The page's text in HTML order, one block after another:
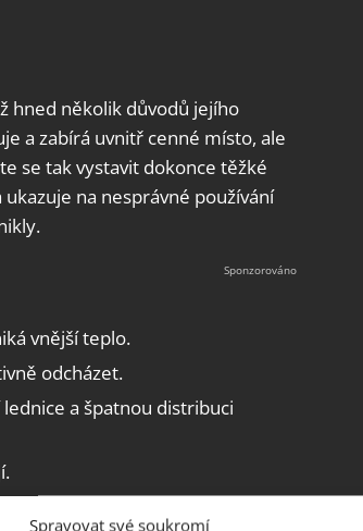
Spravovat své soukromí
hned několik důvodů jejího
a zabírá uvnitř cenné místo, ale
se tak vystavit dokonce těžké
na nesprávné používání
vnější teplo.
odcházet.
a špatnou distribuci